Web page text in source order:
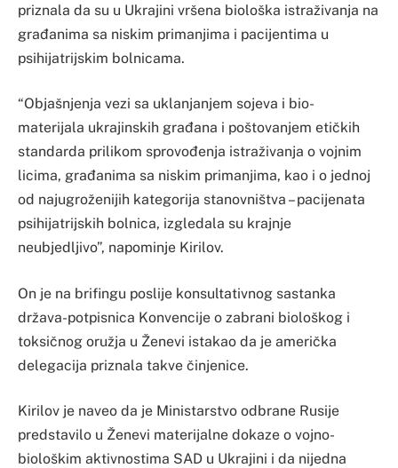
priznala da su u Ukrajini vršena biološka istraživanja na
građanima sa niskim primanjima i pacijentima u
psihijatrijskim bolnicama.
“Objašnjenja vezi sa uklanjanjem sojeva i bio-
materijala ukrajinskih građana i poštovanjem etičkih
standarda prilikom sprovođenja istraživanja o vojnim
licima, građanima sa niskim primanjima, kao i o jednoj
od najugroženijih kategorija stanovništva – pacijenata
psihijatrijskih bolnica, izgledala su krajnje
neubjedljivo”, napominje Kirilov.
On je na brifingu poslije konsultativnog sastanka
država-potpisnica Konvencije o zabrani biološkog i
toksičnog oružja u Ženevi istakao da je američka
delegacija priznala takve činjenice.
Kirilov je naveo da je Ministarstvo odbrane Rusije
predstavilo u Ženevi materijalne dokaze o vojno-
biološkim aktivnostima SAD u Ukrajini i da nijedna